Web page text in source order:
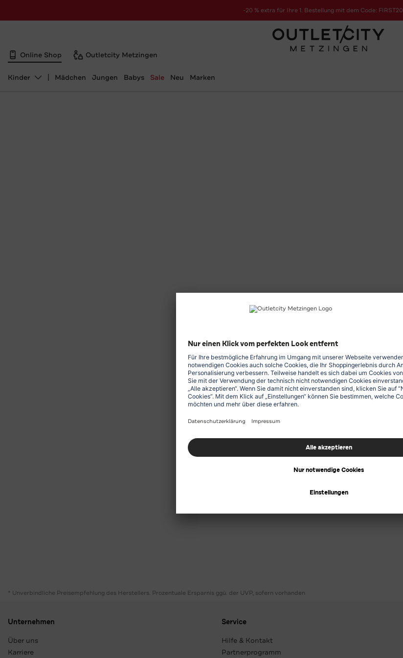
-20 % extra für Ihre 1. Bestellung mit dem Code: FIRST20
Online Shop Outletcity Metzingen
Abteilung ändern, ausgewählt:
Kinder Mädchen Jungen Babys Sale Neu Marken
* Unverbindliche Preisempfehlung des Herstellers. Prozentuale Ersparnis ggü. der UVP, sofern vorhanden
Unternehmen
Über uns
Karriere
Service
Hilfe & Kontakt
Partnerprogramm